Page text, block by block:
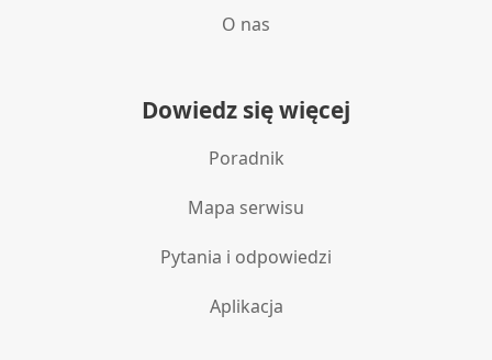
O nas
Dowiedz się więcej
Poradnik
Mapa serwisu
Pytania i odpowiedzi
Aplikacja